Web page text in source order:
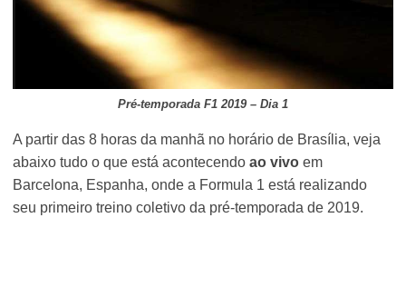
Pré-temporada F1 2019 – Dia 1
A partir das 8 horas da manhã no horário de Brasília, veja
abaixo tudo o que está acontecendoao vivo em
Barcelona, Espanha, onde a Formula 1 está realizando
seu primeiro treino coletivo da pré-temporada de 2019.